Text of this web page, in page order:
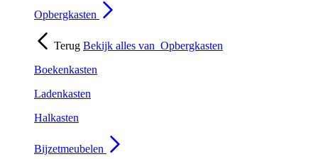
Opbergkasten
Terug Bekijk alles van Opbergkasten
Boekenkasten
Ladenkasten
Halkasten
Bijzetmeubelen